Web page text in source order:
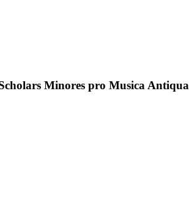
Minores pro Musica Antiqua